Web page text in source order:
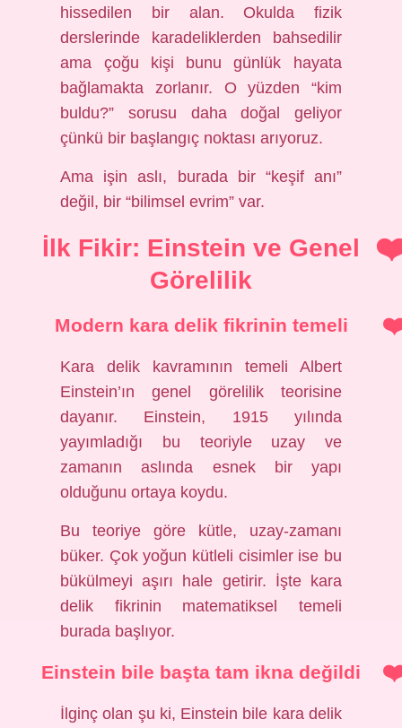
hissedilen bir alan. Okulda fizik
derslerinde karadeliklerden bahsedilir
ama çoğu kişi bunu günlük hayata
bağlamakta zorlanır. O yüzden “kim
buldu?” sorusu daha doğal geliyor
çünkü bir başlangıç noktası arıyoruz.
Ama işin aslı, burada bir “keşif anı”
değil, bir “bilimsel evrim” var.
İlk Fikir: Einstein ve Genel
Görelilik
Modern kara delik fikrinin temeli
Kara delik kavramının temeli Albert
Einstein’ın genel görelilik teorisine
dayanır. Einstein, 1915 yılında
yayımladığı bu teoriyle uzay ve
zamanın aslında esnek bir yapı
olduğunu ortaya koydu.
Bu teoriye göre kütle, uzay-zamanı
büker. Çok yoğun kütleli cisimler ise bu
bükülmeyi aşırı hale getirir. İşte kara
delik fikrinin matematiksel temeli
burada başlıyor.
Einstein bile başta tam ikna değildi
İlginç olan şu ki, Einstein bile kara delik